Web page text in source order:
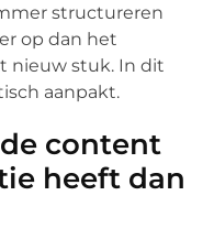
structureren
op dan het
nieuw stuk. In dit
aanpakt.
content
heeft dan